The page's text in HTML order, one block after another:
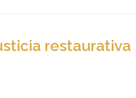
restaurativa